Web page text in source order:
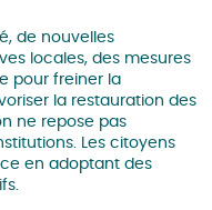
de nouvelles
locales, des mesures
pour freiner la
la restauration des
ne repose pas
Les citoyens
en adoptant des